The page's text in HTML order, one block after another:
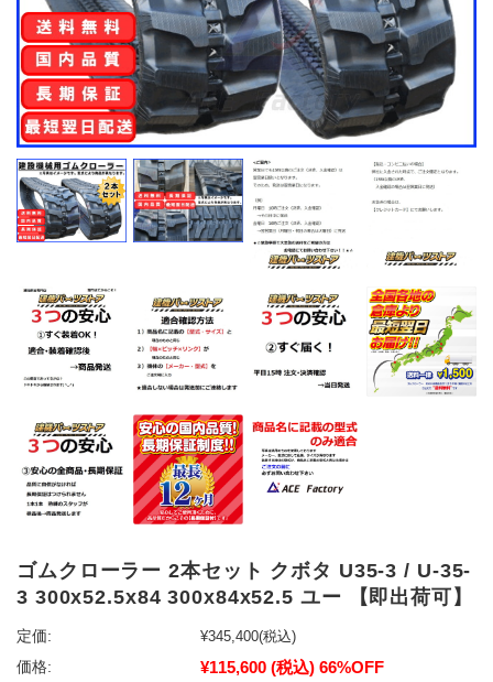
ゴムクローラー 2本セット クボタ U35-3 / U-35-
3 300x52.5x84 300x84x52.5 ユー 【即出荷可】
定価: ¥345,400(税込)
価格:
¥115,600 (税込) 66%OFF